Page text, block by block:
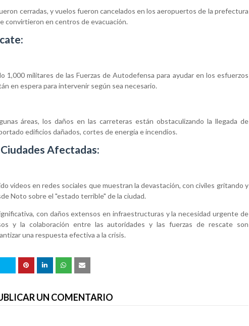
cerradas, y vuelos fueron cancelados en los aeropuertos de la prefectura
convirtieron en centros de evacuación.
1,000 militares de las Fuerzas de Autodefensa para ayudar en los esfuerzos
en espera para intervenir según sea necesario.
áreas, los daños en las carreteras están obstaculizando la llegada de
edificios dañados, cortes de energía e incendios.
Afectadas:
videos en redes sociales que muestran la devastación, con civiles gritando y
Noto sobre el "estado terrible" de la ciudad.
con daños extensos en infraestructuras y la necesidad urgente de
y la colaboración entre las autoridades y las fuerzas de rescate son
una respuesta efectiva a la crisis.
UN COMENTARIO